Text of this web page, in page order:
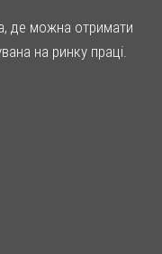
де можна отримати
на ринку праці.